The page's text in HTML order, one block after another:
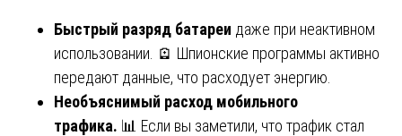
Быстрый разряд батареи даже при неактивном
использовании. 🪫 Шпионские программы активно
передают данные, что расходует энергию.
Необъяснимый расход мобильного
трафика. 📊 Если вы заметили, что трафик стал